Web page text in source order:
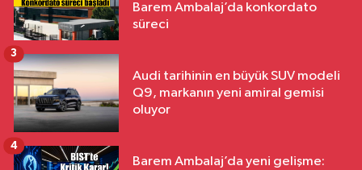
Barem Ambalaj’da konkordato
süreci
Audi tarihinin en büyük SUV modeli
Q9, markanın yeni amiral gemisi
oluyor
3
Barem Ambalaj’da yeni gelişme:
4